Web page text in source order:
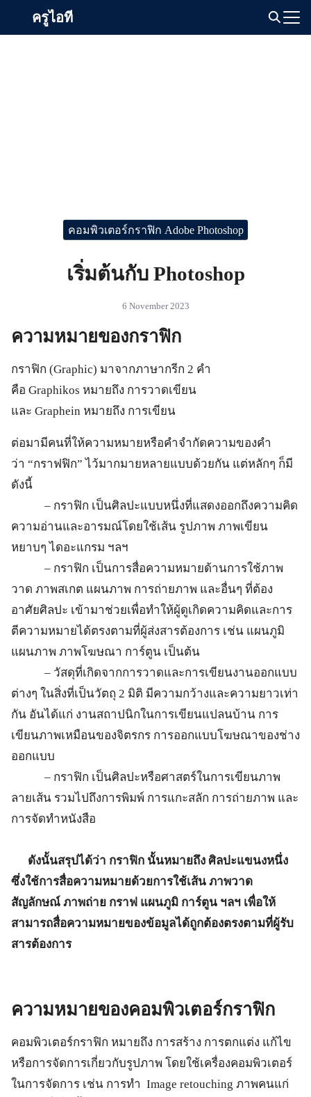
ครูไอที
คอมพิวเตอร์กราฟิก Adobe Photoshop
เริ่มต้นกับ Photoshop
6 November 2023
ความหมายของกราฟิก
กราฟิก (Graphic) มาจากภาษากรีก 2 คำ
คือ Graphikos หมายถึง การวาดเขียน
และ Graphein หมายถึง การเขียน
ต่อมามีคนที่ให้ความหมายหรือคำจำกัดความของคำ
ว่า “กราฟฟิก” ไว้มากมายหลายแบบด้วยกัน แต่หลักๆ ก็มี
ดังนี้
– กราฟิก เป็นศิลปะแบบหนึ่งที่แสดงออกถึงความคิด
ความอ่านและอารมณ์โดยใช้เส้น รูปภาพ ภาพเขียน
หยาบๆ ไดอะแกรม ฯลฯ
– กราฟิก เป็นการสื่อความหมายด้านการใช้ภาพ
วาด ภาพสเกต แผนภาพ การถ่ายภาพ และอื่นๆ ที่ต้อง
อาศัยศิลปะ เข้ามาช่วยเพื่อทำให้ผู้ดูเกิดความคิดและการ
ตีความหมายได้ตรงตามที่ผู้ส่งสารต้องการ เช่น แผนภูมิ
แผนภาพ ภาพโฆษณา การ์ตูน เป็นต้น
– วัสดุที่เกิดจากการวาดและการเขียนงานออกแบบ
ต่างๆ ในสิ่งที่เป็นวัตถุ 2 มิติ มีความกว้างและความยาวเท่า
กัน อันได้แก่ งานสถาปนิกในการเขียนแปลนบ้าน การ
เขียนภาพเหมือนของจิตรกร การออกแบบโฆษณาของช่าง
ออกแบบ
– กราฟิก เป็นศิลปะหรือศาสตร์ในการเขียนภาพ
ลายเส้น รวมไปถึงการพิมพ์ การแกะสลัก การถ่ายภาพ และ
การจัดทำหนังสือ
ดังนั้นสรุปได้ว่า กราฟิก นั้นหมายถึง ศิลปะแขนงหนึ่ง
ซึ่งใช้การสื่อความหมายด้วยการใช้เส้น ภาพวาด
สัญลักษณ์ ภาพถ่าย กราฟ แผนภูมิ การ์ตูน ฯลฯ เพื่อให้
สามารถสื่อความหมายของข้อมูลได้ถูกต้องตรงตามที่ผู้รับ
สารต้องการ
ความหมายของคอมพิวเตอร์กราฟิก
คอมพิวเตอร์กราฟิก หมายถึง การสร้าง การตกแต่ง แก้ไข
หรือการจัดการเกี่ยวกับรูปภาพ โดยใช้เครื่องคอมพิวเตอร์
ในการจัดการ เช่น การทำ Image retouching ภาพคนแก่